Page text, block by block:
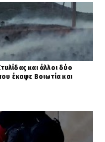
και άλλοι δύο
έκαψε Βοιωτία και